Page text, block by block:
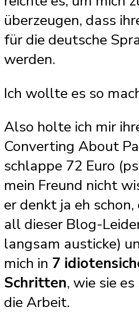
überzeugen, dass
für die deutsche
werden.
Ich wollte es so
Also holte ich mir
Converting About
schlappe 72 Euro
mein Freund nicht
er denkt ja eh
all dieser Blog-
langsam austicke)
mich in 7
Schritten, wie sie
die Arbeit.